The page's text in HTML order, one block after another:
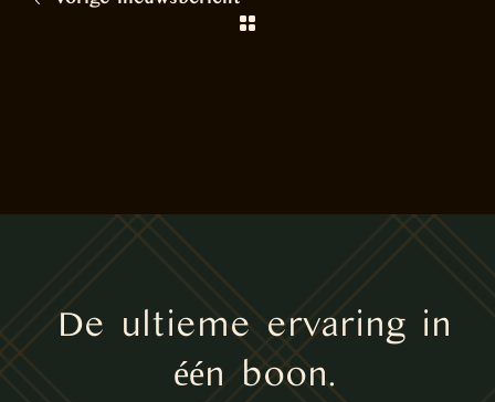
De ultieme ervaring in
één boon.